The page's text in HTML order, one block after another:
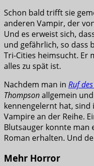
Schon bald trifft sie
anderen Vampir, der
Und es erweist sich,
und gefährlich, so dass
Tri-Cities heimsucht. Er
alles zu spät ist.
Nachdem man in Ruf
Thompsonallgemein
kennengelernt hat, sind
Vampire an der Reihe.
Blutsauger konnte man
Roman erhalten. Und
Mehr Horror